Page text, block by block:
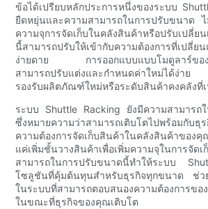
ข้อได้เปรียบหลักประการหนึ่งของระบบ
ยืดหยุ่นและความสามารถในการปรับขนาด
ความจุการจัดเก็บในคลังสินค้าหรือปรับเปลี่ย
นี้สามารถปรับให้เข้ากับความต้องการที่เปลี่ย
ง่ายดาย การออกแบบแบบโมดูลาร์ของชั้
สามารถปรับแต่งและกำหนดค่าใหม่ได้ง่า
รองรับผลิตภัณฑ์ใหม่หรือระดับสินค้าคงคลังที่
ระบบ Shuttle Racking ยังมีความสามารถ
ซึ่งหมายความว่าสามารถเติบโตไปพร้อมกั
ความต้องการจัดเก็บสินค้าในคลังสินค้าขอ
แค่เพิ่มชั้นวางสินค้าเพื่อเพิ่มความจุในกา
สามารถในการปรับขนาดนี้ทำให้ระบบ
โซลูชันที่คุ้มต้นทุนสำหรับธุรกิจทุกขนาด ช่ว
ในระบบที่สามารถตอบสนองความต้องการขอ
ในขณะที่ธุรกิจของคุณเติบโต